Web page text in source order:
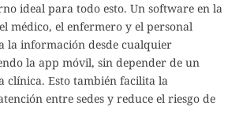
ideal para todo esto. Un software en la
médico, el enfermero y el personal
la información desde cualquier
la app móvil, sin depender de un
clínica. Esto también facilita la
entre sedes y reduce el riesgo de